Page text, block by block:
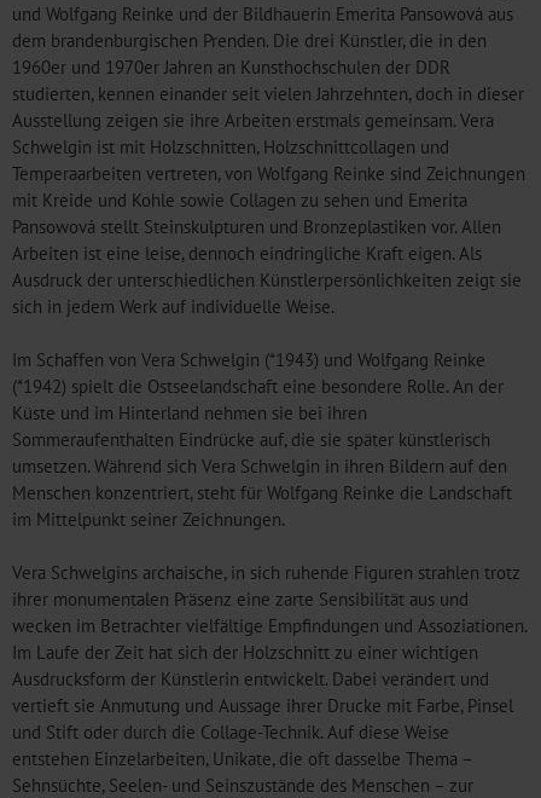
und Wolfgang Reinke und der Bildhauerin Emerita Pansowová aus
dem brandenburgischen Prenden. Die drei Künstler, die in den
1960er und 1970er Jahren an Kunsthochschulen der DDR
studierten, kennen einander seit vielen Jahrzehnten, doch in dieser
Ausstellung zeigen sie ihre Arbeiten erstmals gemeinsam. Vera
Schwelgin ist mit Holzschnitten, Holzschnittcollagen und
Temperaarbeiten vertreten, von Wolfgang Reinke sind Zeichnungen
mit Kreide und Kohle sowie Collagen zu sehen und Emerita
Pansowová stellt Steinskulpturen und Bronzeplastiken vor. Allen
Arbeiten ist eine leise, dennoch eindringliche Kraft eigen. Als
Ausdruck der unterschiedlichen Künstlerpersönlichkeiten zeigt sie
sich in jedem Werk auf individuelle Weise.
Im Schaffen von Vera Schwelgin (*1943) und Wolfgang Reinke
(*1942) spielt die Ostseelandschaft eine besondere Rolle. An der
Küste und im Hinterland nehmen sie bei ihren
Sommeraufenthalten Eindrücke auf, die sie später künstlerisch
umsetzen. Während sich Vera Schwelgin in ihren Bildern auf den
Menschen konzentriert, steht für Wolfgang Reinke die Landschaft
im Mittelpunkt seiner Zeichnungen.
Vera Schwelgins archaische, in sich ruhende Figuren strahlen trotz
ihrer monumentalen Präsenz eine zarte Sensibilität aus und
wecken im Betrachter vielfältige Empfindungen und Assoziationen.
Im Laufe der Zeit hat sich der Holzschnitt zu einer wichtigen
Ausdrucksform der Künstlerin entwickelt. Dabei verändert und
vertieft sie Anmutung und Aussage ihrer Drucke mit Farbe, Pinsel
und Stift oder durch die Collage-Technik. Auf diese Weise
entstehen Einzelarbeiten, Unikate, die oft dasselbe Thema –
Sehnsüchte, Seelen- und Seinszustände des Menschen – zur